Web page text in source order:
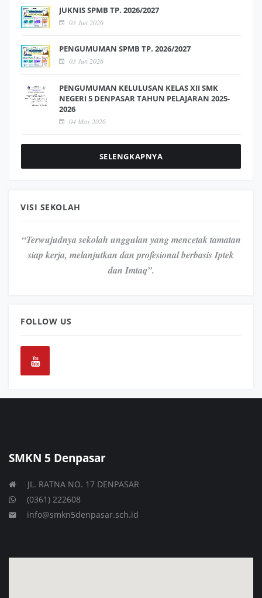
JUKNIS SPMB TP. 2026/2027
03 Jun 2026
PENGUMUMAN SPMB TP. 2026/2027
03 Jun 2026
PENGUMUMAN KELULUSAN KELAS XII SMK
NEGERI 5 DENPASAR TAHUN PELAJARAN 2025-
2026
04 May 2026
SELENGKAPNYA
VISI SEKOLAH
“Terwujudnya sekolah unggulan yang mencetak tamatan
siap kerja, melanjutkan dan profesional berbasis Iptek
dan Imtaq”.
FOLLOW US
SMKN 5 Denpasar
JL. RATNA NO. 17 DENPASAR
(0361) 222608
info@smkn5denpasar.sch.id